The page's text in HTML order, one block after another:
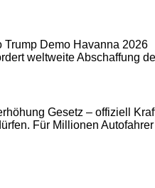
weltweite Abschaffung
Gesetz – offiziell
Für Millionen